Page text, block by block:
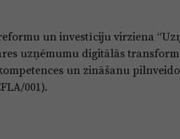
un investīciju virziena
uzņēmumu digitālās
un zināšanu
001).